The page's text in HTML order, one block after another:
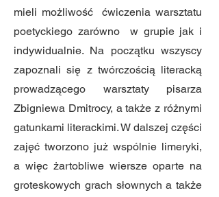
mieli możliwość ćwiczenia warsztatu
poetyckiego zarówno w grupie jak i
indywidualnie. Na początku wszyscy
zapoznali się z twórczością literacką
prowadzącego warsztaty pisarza
Zbigniewa Dmitrocy, a także z różnymi
gatunkami literackimi. W dalszej części
zajęć tworzono już wspólnie limeryki,
a więc żartobliwe wiersze oparte na
groteskowych grach słownych a także